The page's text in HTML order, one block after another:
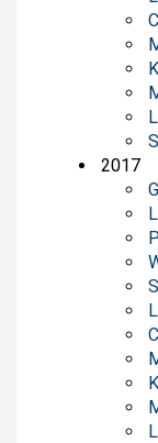
2017